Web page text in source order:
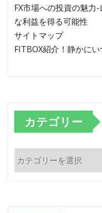
FX市場への投資の魅力
な利益を得る可能性
サイトマップ
FITBOX紹介！静かに
カテゴリー
テ